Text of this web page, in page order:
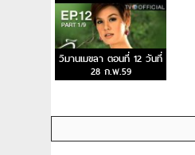
วิมานเมขลา ตอนที่ 12 วันที่
28 ก.พ.59